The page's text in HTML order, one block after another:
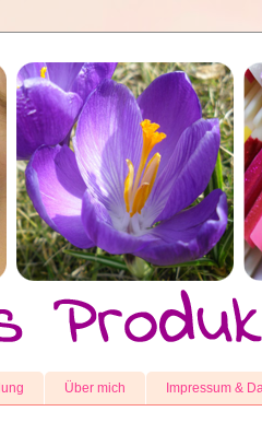
Über mich Impressum &